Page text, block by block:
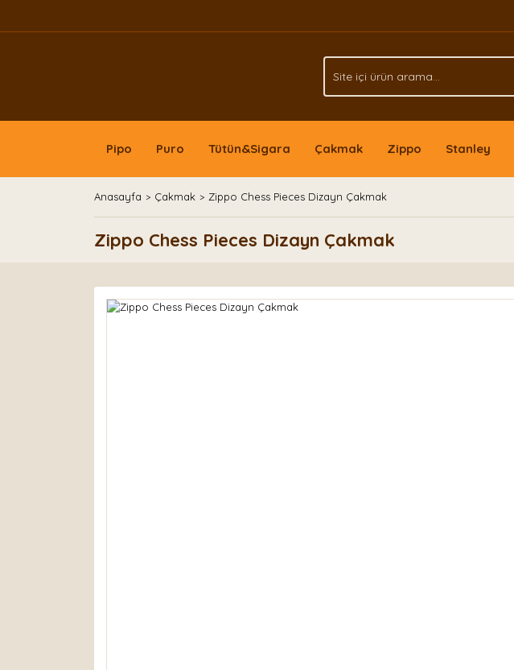
Pipo Puro Tütün&Sigara Çakmak Zippo Stanley
Anasayfa Çakmak Zippo Chess Pieces Dizayn Çakmak
Zippo Chess Pieces Dizayn Çakmak